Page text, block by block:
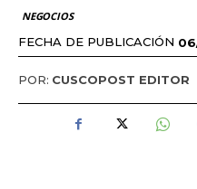
NEGOCIOS
FECHA DE PUBLICACIÓN
POR: CUSCOPOST EDITOR